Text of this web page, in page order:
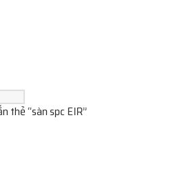
thẻ “sàn spc EIR”